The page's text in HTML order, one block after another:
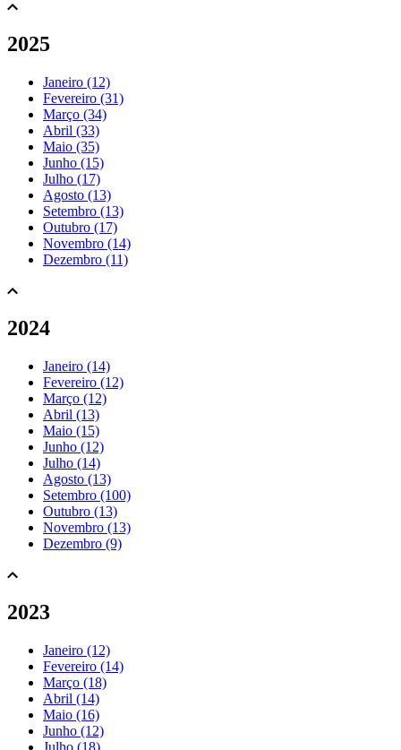
2025
Janeiro (12)
Fevereiro (31)
Março (34)
Abril (33)
Maio (35)
Junho (15)
Julho (17)
Agosto (13)
Setembro (13)
Outubro (17)
Novembro (14)
Dezembro (11)
2024
Janeiro (14)
Fevereiro (12)
Março (12)
Abril (13)
Maio (15)
Junho (12)
Julho (14)
Agosto (13)
Setembro (100)
Outubro (13)
Novembro (13)
Dezembro (9)
2023
Janeiro (12)
Fevereiro (14)
Março (18)
Abril (14)
Maio (16)
Junho (12)
Julho (18)